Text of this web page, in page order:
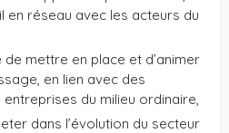
en réseau avec les acteurs du
mettre en place et d’animer
en lien avec des
du milieu ordinaire,
dans l’évolution du secteur